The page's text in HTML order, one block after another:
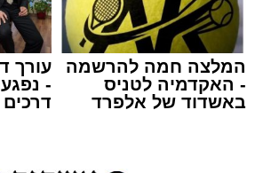
כ"ט בנובמבר באשקלון.
מישאל שי לוי, מוקדן ידידים
הזניק מיד כוחות לסיוע. דניאל
יחידת האופנועים, יחד עם
המלצה חמה להרשמה
- האקדמיה לטניס
באשדוד של אלפרד
עורך
-